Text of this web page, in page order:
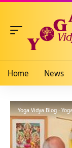
Home News
Yoga Vidya Blog -